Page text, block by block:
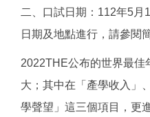
二、口試日期：112年5月
日期及地點進行，請參閱
2022THE公布的世界最佳
大；其中在「產學收入」
學聲望」這三個項目，更